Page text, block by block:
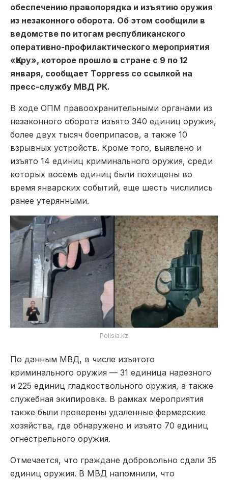
обеспечению правопорядка и изъятию оружия
из незаконного оборота. Об этом сообщили в
ведомстве по итогам республиканского
оперативно-профилактического мероприятия
«Қару», которое прошло в стране с 9 по 12
января, сообщает Toppress со ссылкой на
пресс-службу МВД РК.
В ходе ОПМ правоохранительными органами из
незаконного оборота изъято 340 единиц оружия,
более двух тысяч боеприпасов, а также 10
взрывных устройств. Кроме того, выявлено и
изъято 14 единиц криминального оружия, среди
которых восемь единиц были похищены во
время январских событий, еще шесть числились
ранее утерянными.
Polisia.kz
По данным МВД, в числе изъятого
криминального оружия — 31 единица нарезного
и 225 единиц гладкоствольного оружия, а также
служебная экипировка. В рамках мероприятия
также были проверены удаленные фермерские
хозяйства, где обнаружено и изъято 70 единиц
огнестрельного оружия.
Отмечается, что граждане добровольно сдали 35
единиц оружия. В МВД напомнили, что